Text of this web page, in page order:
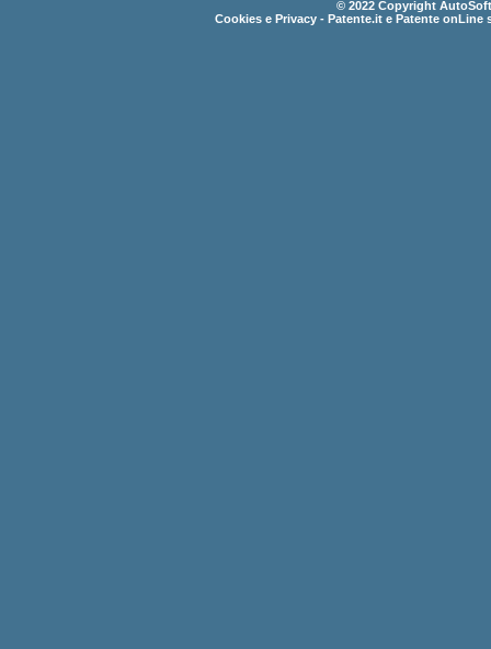
© 2022 Copyright
Cookies e Privacy - Patente.it e Patente onLine